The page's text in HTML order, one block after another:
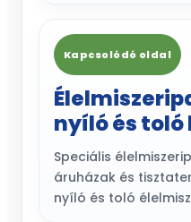
Kapcsolódó oldal
nyíló és
Speciális
áruházak és
nyíló és toló